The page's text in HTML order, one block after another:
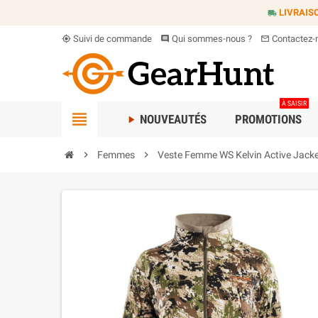
local_shipping
my_location Suivi de commande comment Qui sommes-nous ? mail_outline Contactez-
view_headline play_arrow NOUVEAUTÉS PROMOTIONS
À SAISIR
chevron_right Femmes chevron_right Veste Femme WS Kelvin Active